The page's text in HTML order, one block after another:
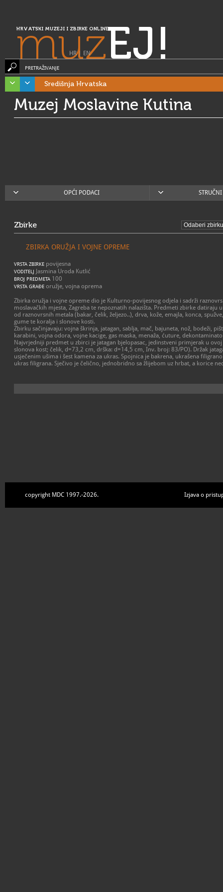
HRVATSKI MUZEJI I ZBIRKE ONLINE
muzEJ!
HR| EN
PRETRAŽIVANJE
Središnja Hrvatska
Muzej Moslavine Kutina
OPĆI PODACI
Zbirke
ZBIRKA ORUŽJA I VOJNE OPREME
VRSTA ZBIRKE povijesna
VODITELJ Jasmina Uroda Kutlić
BROJ PREDMETA 100
VRSTA GRAĐE oružje, vojna oprema
Zbirka oružja i vojne opreme dio je Kulturno-povijesnog odjela i sadrži
moslavačkih mjesta, Zagreba te nepoznatih nalazišta. Predmeti zbirke datiraju
od raznovrsnih metala (bakar, čelik, željezo..), drva, kože, emajla, konca,
gume te koralja i slonove kosti.
Zbirku sačinjavaju: vojna škrinja, jatagan, sablja, mač, bajuneta, nož, bodeži,
karabini, vojna odora, vojne kacige, gas maska, menaža, ćuture,
Najvrjedniji predmet u zbirci je jatagan bjelopasac, jedinstveni primjerak u
slonova kost; čelik, d=73,2 cm, drška: d=14,5 cm, Inv. broj: 83/PO). Držak
usječenim ušima i šest kamena za ukras. Spojnica je bakrena, ukrašena
ukras filigrana. Sječivo je čelično, jednobridno sa žlijebom uz hrbat, a korice
copyright MDC 1997.-2026. Izjava o